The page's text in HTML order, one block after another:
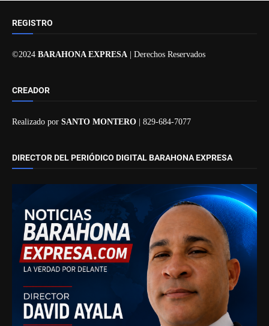
REGISTRO
©2024 BARAHONA EXPRESA | Derechos Reservados
CREADOR
Realizado por SANTO MONTERO | 829-684-7077
DIRECTOR DEL PERIÓDICO DIGITAL BARAHONA EXPRESA